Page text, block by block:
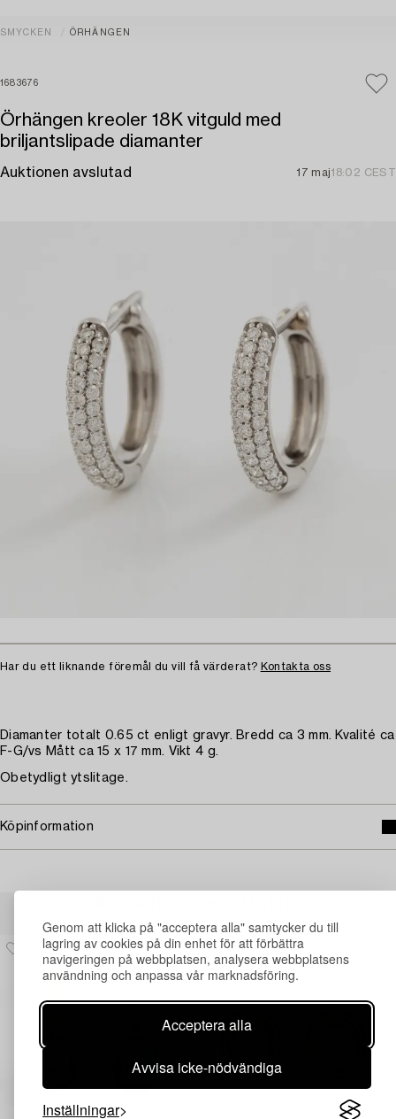
Genom att klicka på "acceptera alla" samtycker du till
lagring av cookies på din enhet för att förbättra
navigeringen på webbplatsen, analysera webbplatsens
användning och anpassa vår marknadsföring.
Acceptera alla
Avvisa icke-nödvändiga
Inställningar
SMYCKEN ÖRHÄNGEN
1683676
Örhängen kreoler 18K vitguld med
briljantslipade diamanter
Auktionen avslutad 17 maj18:02 CEST
Har du ett liknande föremål du vill få värderat? Kontakta oss
Diamanter totalt 0.65 ct enligt gravyr. Bredd ca 3 mm. Kvalité ca
F-G/vs Mått ca 15 x 17 mm. Vikt 4 g.
Obetydligt ytslitage.
Köpinformation